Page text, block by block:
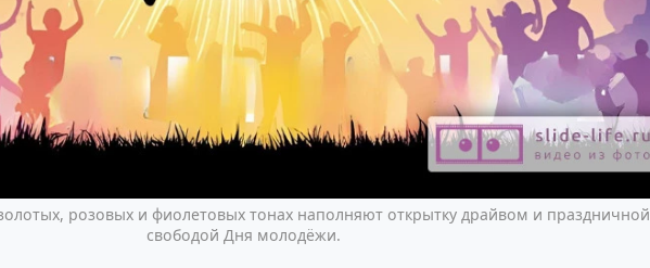
розовых и фиолетовых тонах наполняют открытку драйвом и праздничной
свободой Дня молодёжи.